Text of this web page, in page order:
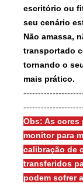
escritório ou
seu cenário
Não amassa,
transportado
tornando o
mais prático.
Obs: As cores
monitor para
calibração de
transferidos
podem sofrer